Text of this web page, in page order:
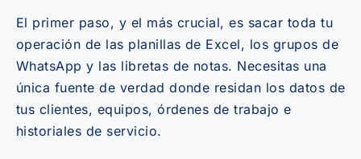
El primer paso, y el más crucial, es sacar toda tu
operación de las planillas de Excel, los grupos de
WhatsApp y las libretas de notas. Necesitas una
única fuente de verdad donde residan los datos de
tus clientes, equipos, órdenes de trabajo e
historiales de servicio.